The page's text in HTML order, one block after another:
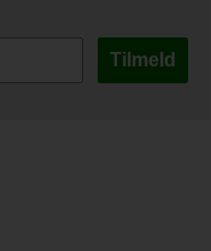
Tilmeld